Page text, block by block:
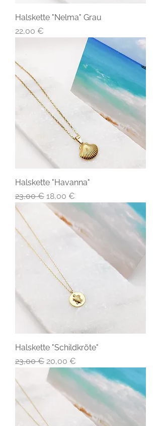
Halskette "Nelma" Grau
Preis
22,00 €
Halskette "Havanna"
Standardpreis
23,00 € Sale-Preis
18,00 €
Halskette "Schildkröte"
Standardpreis
23,00 € Sale-Preis
20,00 €